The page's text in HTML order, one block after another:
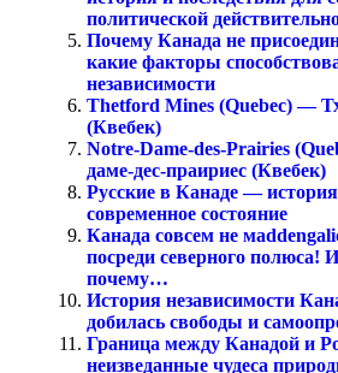
политической
Почему Канада не
какие факторы
независимости
Thetford Mines (Quebec) —
(Квебек)
Notre-Dame-des-Prairies
даме-дес-праириес (Квебек)
Русские в Канаде —
современное состояние
Канада совсем не
посреди северного полюса!
почему…
История независимости
добилась свободы и
Граница между Канадой и
неизведанные чудеса